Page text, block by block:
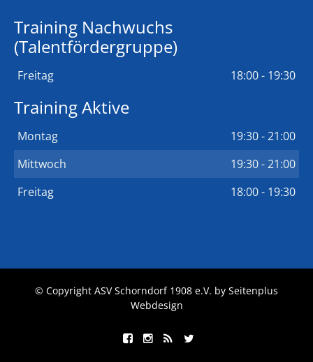
Training Nachwuchs
(Talentfördergruppe)
Freitag 18:00 - 19:30
Training Aktive
Montag
19:30 - 21:00
Mittwoch
19:30 - 21:00
Freitag
18:00 - 19:30
© Copyright ASV Schorndorf 1908 e.V. by Seitenplus
Webdesign